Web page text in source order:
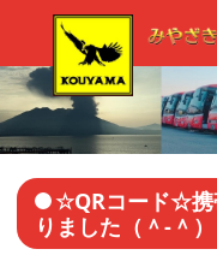
☆QRコード☆携
りました（＾-＾）